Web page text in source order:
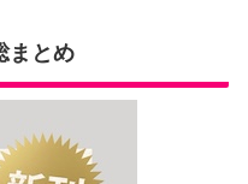
まとめ